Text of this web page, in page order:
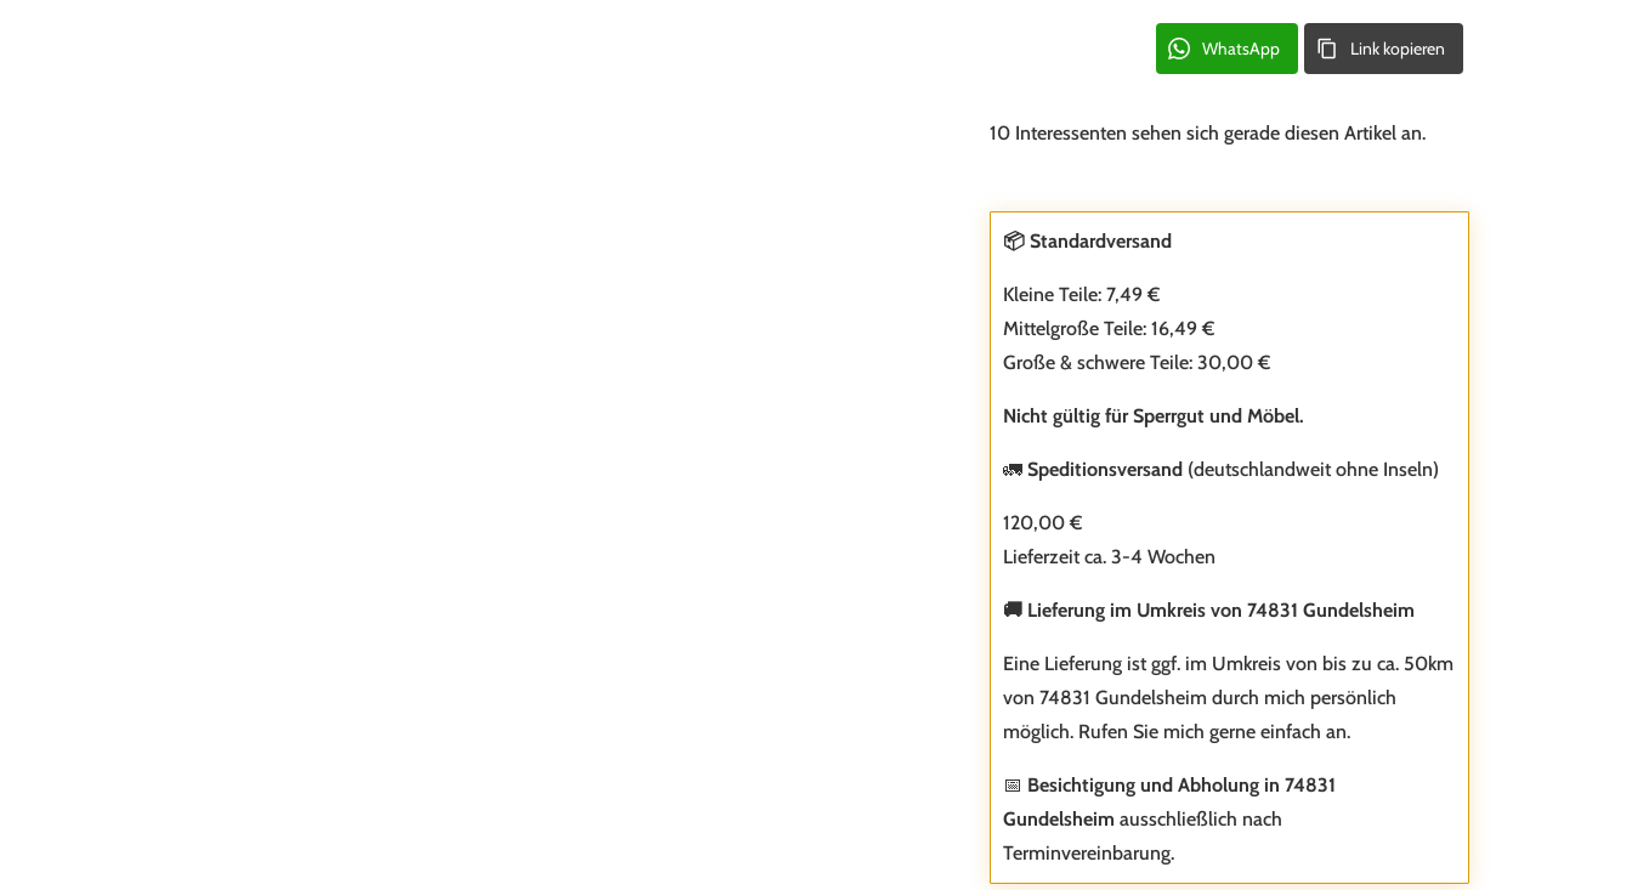
den
1920ern
Ackermanns,
Schlüssel,
komplette
Gläser,
Menge
WhatsApp Link kopieren
10 Interessenten sehen sich gerade diesen Artikel an.
📦 Standardversand
Kleine Teile: 7,49 €
Mittelgroße Teile: 16,49 €
Große & schwere Teile: 30,00 €
Nicht gültig für Sperrgut und Möbel.
🚛 Speditionsversand (deutschlandweit ohne Inseln)
120,00 €
Lieferzeit ca. 3-4 Wochen
🚚 Lieferung im Umkreis von 74831 Gundelsheim
Eine Lieferung ist ggf. im Umkreis von bis zu ca. 50km
von 74831 Gundelsheim durch mich persönlich
möglich. Rufen Sie mich gerne einfach an.
📅 Besichtigung und Abholung in 74831
Gundelsheim ausschließlich nach
Terminvereinbarung.